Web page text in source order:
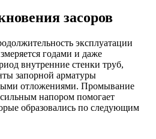
засоров
эксплуатации
годами и даже
внутренние стенки труб,
запорной арматуры
отложениями. Промывание
напором помогает
образовались по следующим